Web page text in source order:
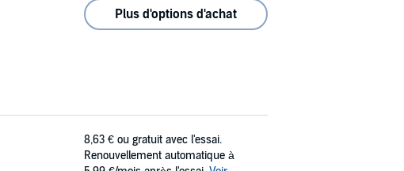
Plus d'options d'achat
8,63 € ou gratuit avec l'essai.
Renouvellement automatique à